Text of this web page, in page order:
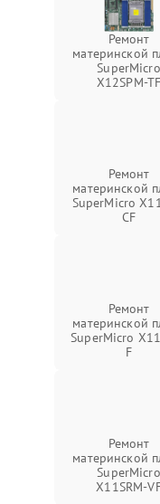
Ремонт
материнской
SuperMicro
X12SPM-TF
Ремонт
материнской
SuperMicro
CF
Ремонт
материнской
SuperMicro
F
Ремонт
материнской
SuperMicro
X11SRM-